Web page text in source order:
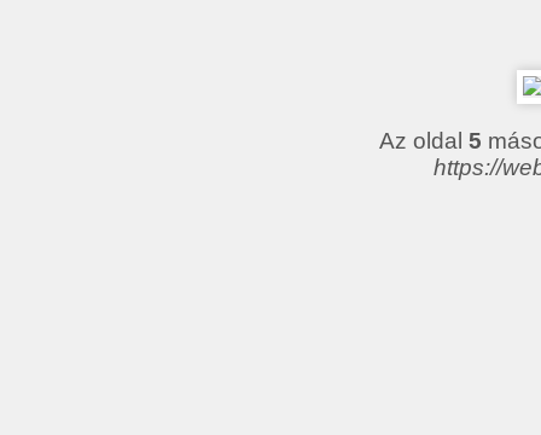
Az oldal 5
https://